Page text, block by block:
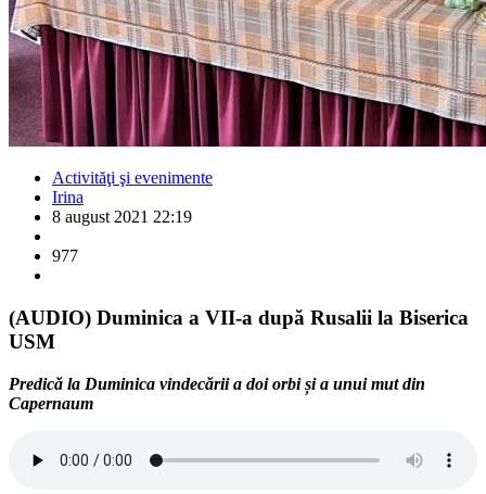
Activităţi şi evenimente
Irina
8 august 2021 22:19
977
(AUDIO) Duminica a VII-a după Rusalii la Biserica
USM
Predică la Duminica vindecării a doi orbi și a unui mut din
Capernaum